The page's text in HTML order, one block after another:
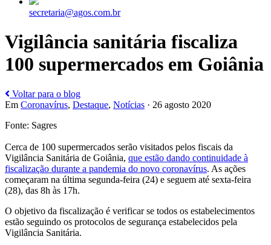
secretaria@agos.com.br
Vigilância sanitária fiscaliza
100 supermercados em Goiânia
Voltar para o blog
Em Coronavírus, Destaque, Notícias · 26 agosto 2020
Fonte: Sagres
Cerca de 100 supermercados serão visitados pelos fiscais da
Vigilância Sanitária de Goiânia, que estão dando continuidade à
fiscalização durante a pandemia do novo coronavírus. As ações
começaram na última segunda-feira (24) e seguem até sexta-feira
(28), das 8h às 17h.
O objetivo da fiscalização é verificar se todos os estabelecimentos
estão seguindo os protocolos de segurança estabelecidos pela
Vigilância Sanitária.